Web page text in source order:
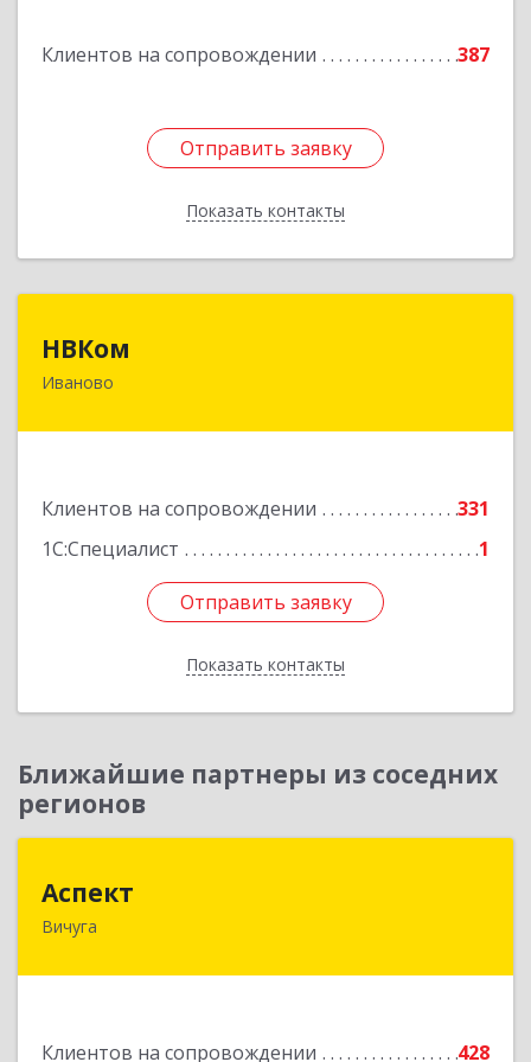
Клиентов на сопровождении 387
Отправить заявку
Показать контакты
Отправить заявку
Назад
НВКом
Иваново
Клиентов на сопровождении
331
1С:Специалист
1
Отправить заявку
Показать контакты
153000, Ивановская обл, Иваново г, Аптечный
Отправить заявку
Назад
Ближайшие партнеры из соседних
регионов
Аспект
Вичуга
Клиентов на сопровождении 428
155331, Ивановская обл, Вичугский р-н, Вичуга